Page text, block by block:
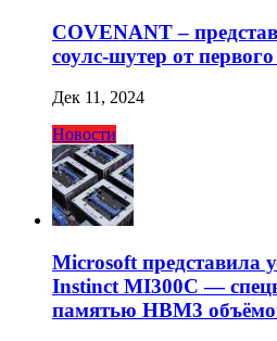
COVENANT –
соулс-шутер от
Дек 11, 2024
Новости
Microsoft представила
Instinct MI300C —
памятью HBM3